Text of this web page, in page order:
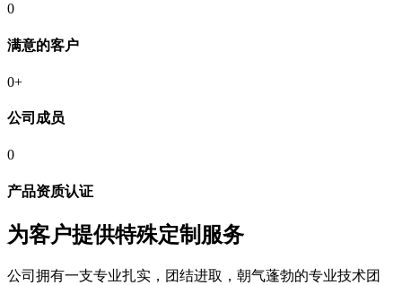
0
满意的客户
0+
公司成员
0
产品资质认证
为客户提供特殊定制服务
公司拥有一支专业扎实，团结进取，朝气蓬勃的专业技术团